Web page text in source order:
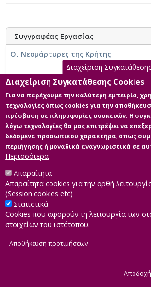
Συγγραφέας Εργασίας
Οι Νεομάρτυρες της Κρήτης
Developed byINTEROPTICS
Διαχείριση Συγκατάθεσης
Διαχείριση Συγκατάθεσης Cookies
Για να παρέχουμε την καλύτερη εμπειρία,
τεχνολογίες όπως cookies για την
πρόσβαση σε πληροφορίες συσκευών. Η
λόγω τεχνολογίες θα μας επιτρέψει να
δεδομένα προσωπικού χαρακτήρα, όπως
περιήγησης ή μοναδικά αναγνωριστικά σε
Περισσότερα
Απαραίτητα
Απαραίτητα cookies για την ορθή
(Session cookies etc)
Στατιστικά
Cookies που αφορούν τη λειτουργία των
στοιχείων του ιστότοπου.
Αποθήκευση προτιμήσεων